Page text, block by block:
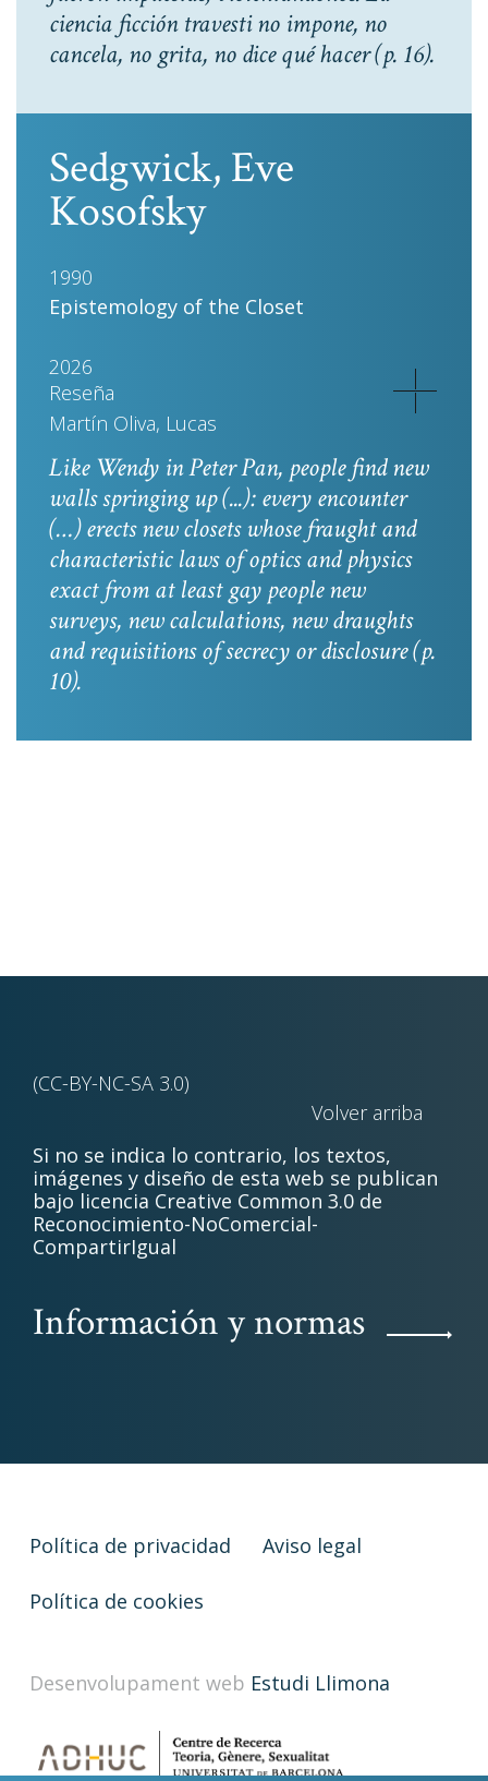
ciencia ficción travesti no impone, no
cancela, no grita, no dice qué hacer(p. 16).
Sedgwick, Eve
Kosofsky
1990
Epistemology of the Closet
2026
Reseña
Martín Oliva, Lucas
Like Wendy inPeter Pan, people find new
walls springing up (...): every encounter
(…) erects new closets whose fraught and
characteristic laws of optics and physics
exact from at least gay people new
surveys, new calculations, new draughts
and requisitions of secrecy or disclosure(p.
10).
(CC-BY-NC-SA 3.0)
Volver arriba
Si no se indica lo contrario, los textos,
imágenes y diseño de esta web se publican
bajo licencia Creative Common 3.0 de
Reconocimiento-NoComercial-
CompartirIgual
Información y normas
Política de privacidad Aviso legal
Política de cookies
Desenvolupament web Estudi Llimona